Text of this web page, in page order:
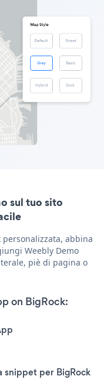
sul tuo sito
personalizzata, abbina
Weebly Demo
piè di pagina o
on BigRock:
snippet per BigRock